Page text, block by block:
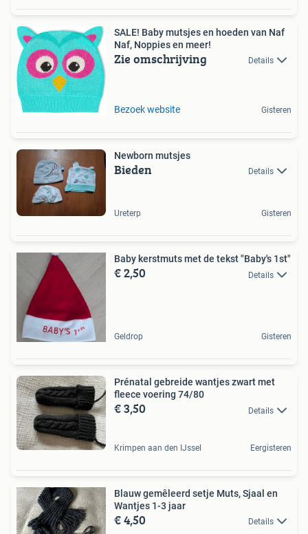
SALE! Baby mutsjes en hoeden van Naf
Naf, Noppies en meer!
Zie omschrijving Details
Bezoek website Gisteren
Newborn mutsjes
Bieden Details
Ureterp Gisteren
Baby kerstmuts met de tekst "Baby's 1st"
€ 2,50 Details
Geldrop Gisteren
Prénatal gebreide wantjes zwart met
fleece voering 74/80
€ 3,50 Details
Krimpen aan den IJssel Eergisteren
Blauw gemêleerd setje Muts, Sjaal en
Wantjes 1-3 jaar
€ 4,50 Details